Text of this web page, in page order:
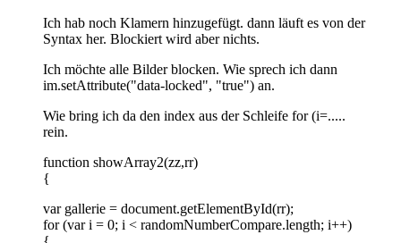
Ich hab noch Klamern hinzugefügt. dann läuft es von der
Syntax her. Blockiert wird aber nichts.
Ich möchte alle Bilder blocken. Wie sprech ich dann
im.setAttribute("data-locked", "true") an.
Wie bring ich da den index aus der Schleife for (i=.....
rein.
function showArray2(zz,rr)
{
var gallerie = document.getElementById(rr);
for (var i = 0; i < randomNumberCompare.length; i++)